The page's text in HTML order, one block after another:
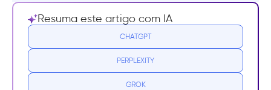
Resumo
O que é uma estratégia de crescimento
orientado pelo produto (PLG)?
Resuma este artigo com IA
CHATGPT
PERPLEXITY
GROK